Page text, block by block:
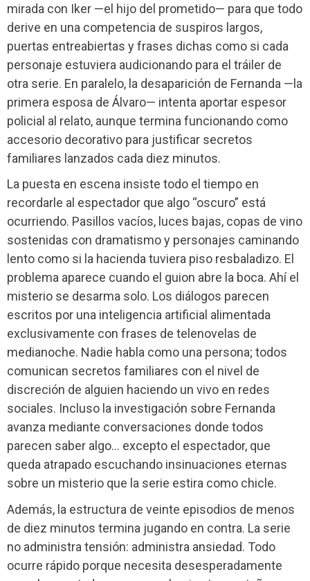
mirada con Iker —el hijo del prometido— para que todo
derive en una competencia de suspiros largos,
puertas entreabiertas y frases dichas como si cada
personaje estuviera audicionando para el tráiler de
otra serie. En paralelo, la desaparición de Fernanda —la
primera esposa de Álvaro— intenta aportar espesor
policial al relato, aunque termina funcionando como
accesorio decorativo para justificar secretos
familiares lanzados cada diez minutos.
La puesta en escena insiste todo el tiempo en
recordarle al espectador que algo “oscuro” está
ocurriendo. Pasillos vacíos, luces bajas, copas de vino
sostenidas con dramatismo y personajes caminando
lento como si la hacienda tuviera piso resbaladizo. El
problema aparece cuando el guion abre la boca. Ahí el
misterio se desarma solo. Los diálogos parecen
escritos por una inteligencia artificial alimentada
exclusivamente con frases de telenovelas de
medianoche. Nadie habla como una persona; todos
comunican secretos familiares con el nivel de
discreción de alguien haciendo un vivo en redes
sociales. Incluso la investigación sobre Fernanda
avanza mediante conversaciones donde todos
parecen saber algo… excepto el espectador, que
queda atrapado escuchando insinuaciones eternas
sobre un misterio que la serie estira como chicle.
Además, la estructura de veinte episodios de menos
de diez minutos termina jugando en contra. La serie
no administra tensión: administra ansiedad. Todo
ocurre rápido porque necesita desesperadamente